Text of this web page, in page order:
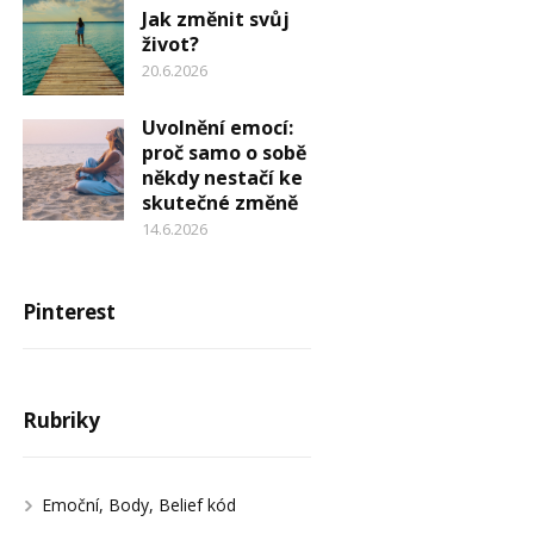
Jak změnit svůj
život?
20.6.2026
Uvolnění emocí:
proč samo o sobě
někdy nestačí ke
skutečné změně
14.6.2026
Pinterest
Rubriky
Emoční, Body, Belief kód